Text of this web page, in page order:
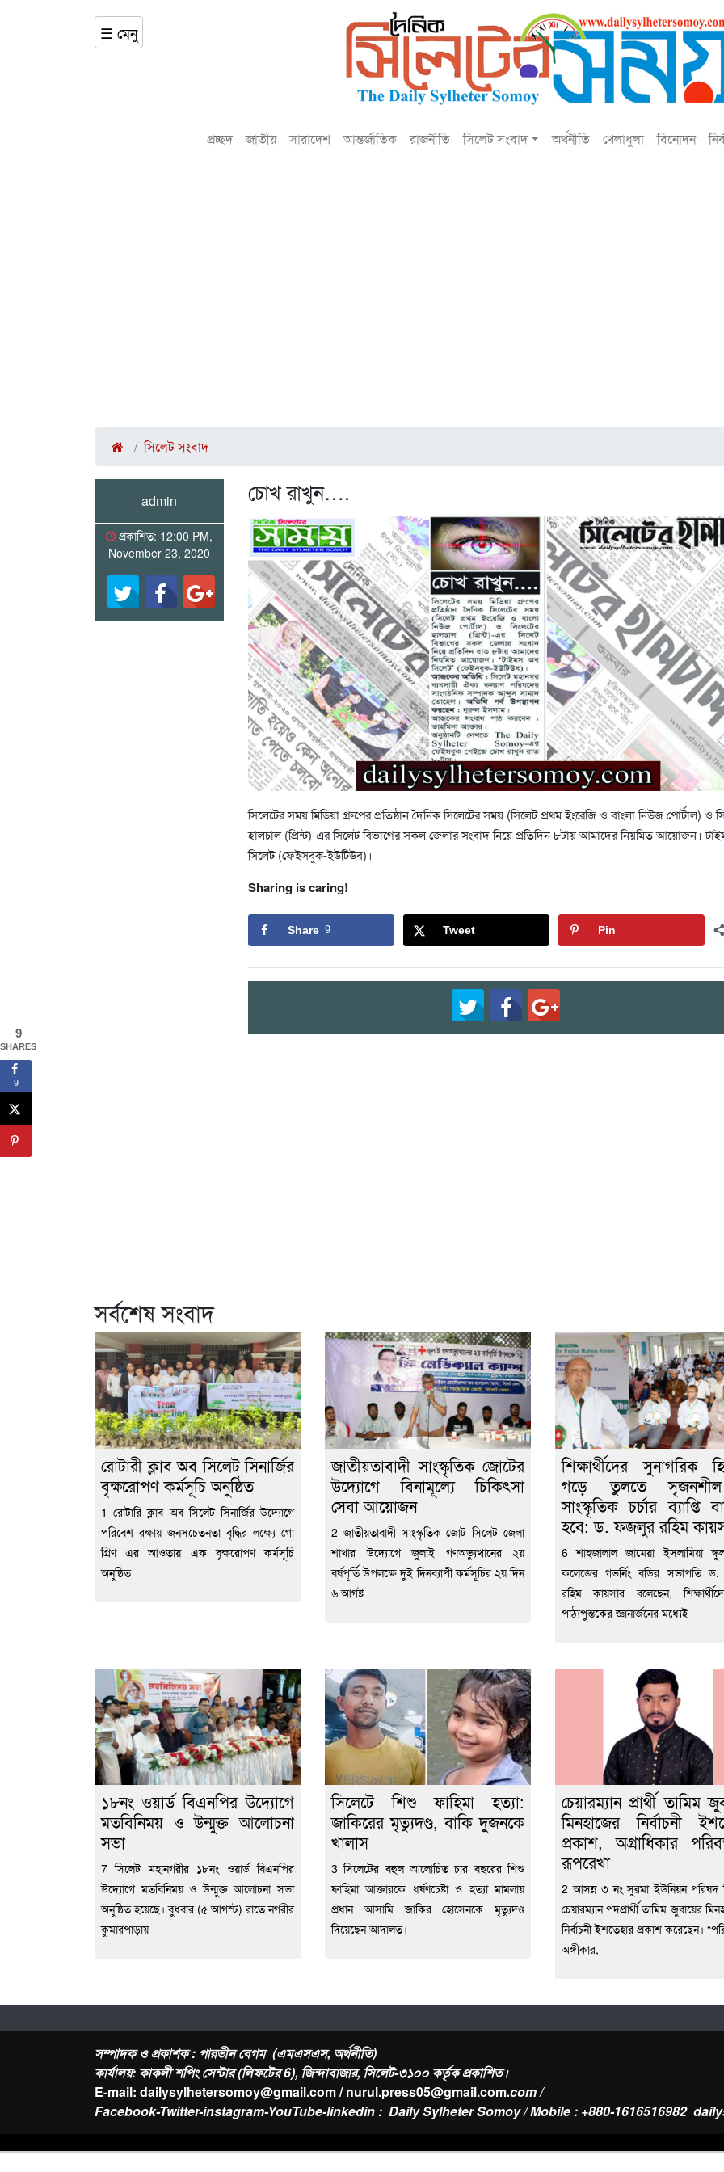
☰ মেনু
প্রচ্ছদ জাতীয় সারাদেশ আন্তর্জাতিক রাজনীতি সিলেট সংবাদ অর্থনীতি খেলাধুলা বিনোদন
সিলেট সংবাদ
admin
প্রকাশিত: 12:00 PM,
November 23, 2020
চোখ রাখুন….
সিলেটের সময় মিডিয়া গ্রুপের প্রতিষ্ঠান দৈনিক সিলেটের সময় (সিলেট প্রথম ইংরেজি ও বাংলা নিউজ পোর্টাল) ও
হালচাল (প্রিন্ট)-এর সিলেট বিভাগের সকল জেলার সংবাদ নিয়ে প্রতিদিন ৮টায় আমাদের নিয়মিত আয়োজন।
সিলেট (ফেইসবুক-ইউটিউব)।
Sharing is caring!
Share 9 Tweet Pin
সর্বশেষ সংবাদ
রোটারী ক্লাব অব সিলেট সিনার্জির
বৃক্ষরোপণ কর্মসূচি অনুষ্ঠিত
1 রোটারি ক্লাব অব সিলেট সিনার্জির উদ্যোগে
পরিবেশ রক্ষায় জনসচেতনতা বৃদ্ধির লক্ষ্যে গো
গ্রিণ এর আওতায় এক বৃক্ষরোপণ কর্মসূচি
অনুষ্ঠিত
জাতীয়তাবাদী সাংস্কৃতিক জোটের
উদ্যোগে বিনামূল্যে চিকিৎসা
সেবা আয়োজন
2 জাতীয়তাবাদী সাংস্কৃতিক জোট সিলেট জেলা
শাখার উদ্যোগে জুলাই গণঅভ্যুত্থানের ২য়
বর্ষপূর্তি উপলক্ষে দুই দিনব্যাপী কর্মসূচির ২য় দিন
৬ আগষ্ট
শিক্ষার্থীদের সুনাগরিক
গড়ে তুলতে
সাংস্কৃতিক চর্চার ব্যাপ্তি
হবে: ড. ফজলুর রহিম
6 শাহজালাল জামেয়া ইসলামিয়া
কলেজের গভর্নিং বডির সভাপতি
রহিম কায়সার বলেছেন,
পাঠ্যপুস্তকের জ্ঞানার্জনের মধ্যেই
১৮নং ওয়ার্ড বিএনপির উদ্যোগে
মতবিনিময় ও উন্মুক্ত আলোচনা
সভা
7 সিলেট মহানগরীর ১৮নং ওয়ার্ড বিএনপির
উদ্যোগে মতবিনিময় ও উন্মুক্ত আলোচনা সভা
অনুষ্ঠিত হয়েছে। বুধবার (৫ আগস্ট) রাতে নগরীর
কুমারপাড়ায়
সিলেটে শিশু ফাহিমা হত্যা:
জাকিরের মৃত্যুদণ্ড, বাকি দুজনকে
খালাস
3 সিলেটের বহুল আলোচিত চার বছরের শিশু
ফাহিমা আক্তারকে ধর্ষণচেষ্টা ও হত্যা মামলায়
প্রধান আসামি জাকির হোসেনকে মৃত্যুদণ্ড
দিয়েছেন আদালত।
চেয়ারম্যান প্রার্থী তামিম
মিনহাজের নির্বাচনী
প্রকাশ, অগ্রাধিকার
রূপরেখা
2 আসন্ন ৩ নং সুরমা ইউনিয়ন পরিষদ
চেয়ারম্যান পদপ্রার্থী তামিম জুবায়ের
নির্বাচনী ইশতেহার প্রকাশ করেছেন।
অঙ্গীকার,
সম্পাদক ও প্রকাশক : পারভীন বেগম (এমএসএস, অর্থনীতি)
কার্যালয়: কাকলী শপিং সেন্টার (লিফটের 6), জিন্দাবাজার, সিলেট-৩১০০ কর্তৃক প্রকাশিত।
E-mail: dailysylhetersomoy@gmail.com / nurul.press05@gmail.com.com /
Facebook-Twitter-instagram-YouTube-linkedin : Daily Sylheter Somoy / Mobile : +880-1616516982
About Us Contact-Privacy Policy
9
SHARES
9